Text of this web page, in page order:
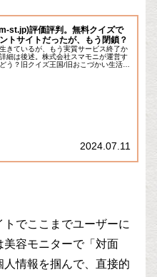
st.jp)評価評判。無料クイズで
トサイトだったが、もう閉鎖？
きているが、もう実質サービス終了か
細は後述。株式会社スマモニが運営す
う？旧クイズ王国/旧おこづかい生活か
2024.07.11
でここまでユーザーに
容モニターで「対面
人情報を掴んで、直接的